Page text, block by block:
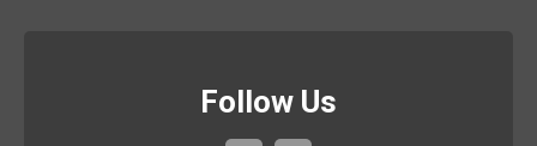
Follow Us